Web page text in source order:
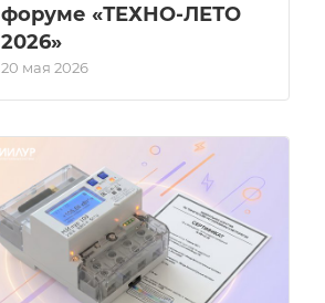
форуме «ТЕХНО-ЛЕТО
2026»
20 мая 2026